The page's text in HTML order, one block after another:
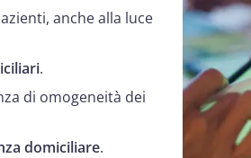
anche alla luce
.
di omogeneità dei
domiciliare.